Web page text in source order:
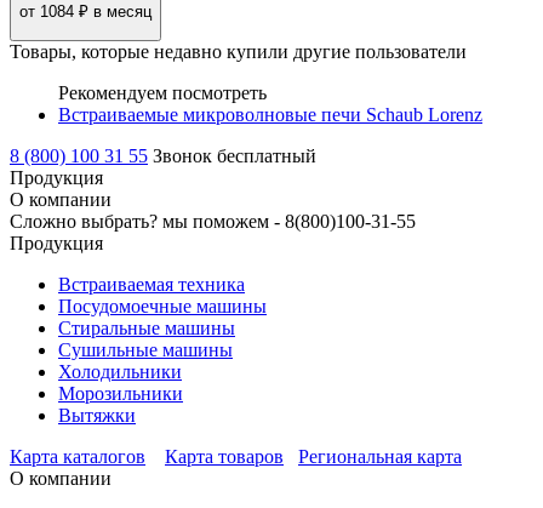
от 1084 ₽ в месяц
Товары, которые недавно купили другие пользователи
Рекомендуем посмотреть
Встраиваемые микроволновые печи Schaub Lorenz
8 (800) 100 31 55 Звонок бесплатный
Продукция
О компании
Сложно выбрать? мы поможем - 8(800)100-31-55
Продукция
Встраиваемая техника
Посудомоечные машины
Стиральные машины
Сушильные машины
Холодильники
Морозильники
Вытяжки
Карта каталогов
Карта товаров
Региональная карта
О компании